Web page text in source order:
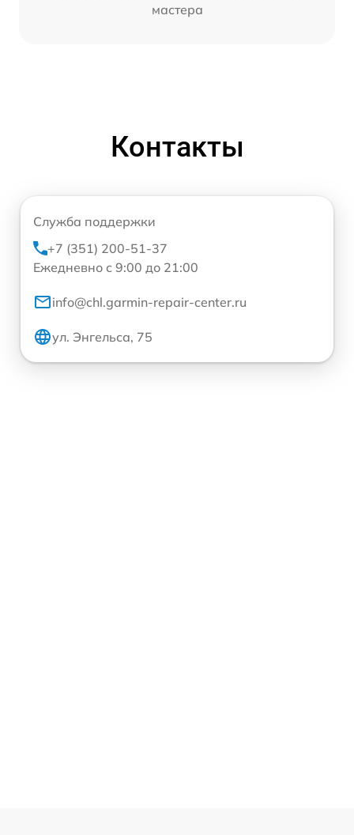
мастера
Контакты
Служба поддержки
+7 (351) 200-51-37
Ежедневно с 9:00 до 21:00
info@chl.garmin-repair-center.ru
ул. Энгельса, 75